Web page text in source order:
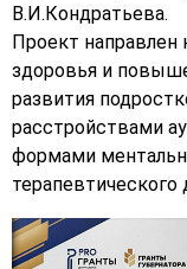
В.И.Кондратьева.
Проект направлен
здоровья и
развития
расстройствами
формами
терапевтического